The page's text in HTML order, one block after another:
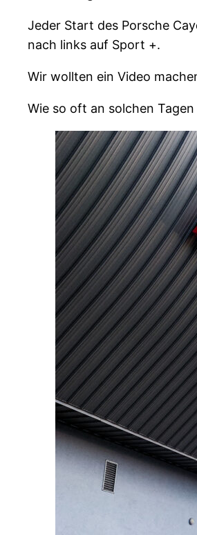
Jeder Start des Porsche
nach links auf Sport +.
Wir wollten ein Video
Wie so oft an solchen